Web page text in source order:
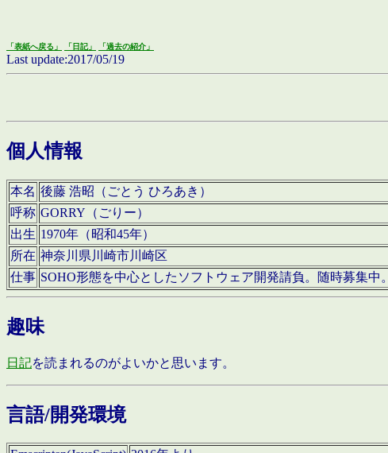
「表紙へ戻る」 「日記」 「過去の紹介」
Last update:2017/05/19
個人情報
本名 後藤 浩昭（ごとう ひろあき）
呼称 GORRY（ごりー）
出生 1970年（昭和45年）
所在 神奈川県川崎市川崎区
仕事 SOHO形態を中心としたソフトウェア開発請負。随時募集中。
趣味
日記を読まれるのがよいかと思います。
言語/開発環境